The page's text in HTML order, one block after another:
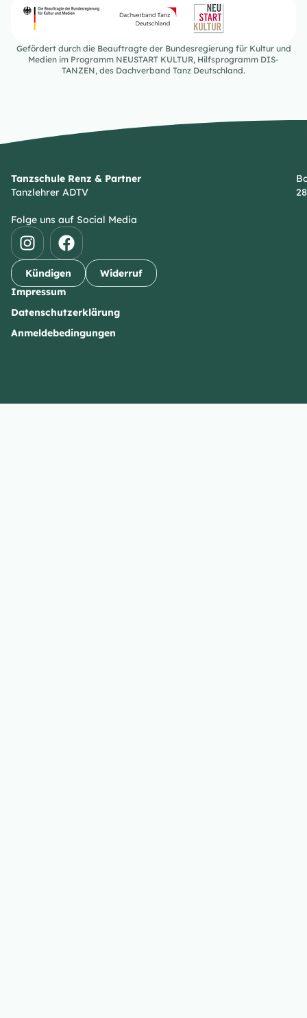
Gefördert durch die Beauftragte der Bundesregierung für Kultur und
Medien im Programm NEUSTART KULTUR, Hilfsprogramm DIS-
TANZEN, des Dachverband Tanz Deutschland.
Tanzschule Renz & Partner
Tanzlehrer ADTV
Folge uns auf Social Media
Kündigen
Widerruf
Impressum
Datenschutzerklärung
Anmeldebedingungen